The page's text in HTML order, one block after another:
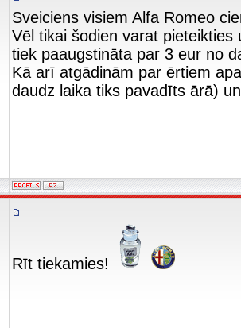
Sveiciens visiem Alfa Romeo
Vēl tikai šodien varat
tiek paaugstināta par 3 eur no
Kā arī atgādinām par ērtiem
daudz laika tiks pavadīts ārā)
Rīt tiekamies!